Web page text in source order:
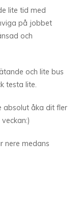
lite tid med
på jobbet
och
och lite bus
testa lite.
absolut åka dit fler
nere medans